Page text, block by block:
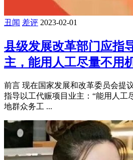
丑闻 差评 2023-02-01
县级发展改革部门应指
主，能用人工尽量不用
前言 现在国家发展和改革委员会提
指导以工代赈项目业主：“能用人工
地群众务工 ...